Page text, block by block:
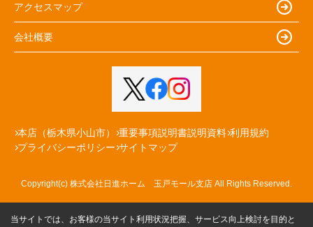
アクセスマップ
会社概要
本店（栃木県小山市） 重要事項説明書説明資料 利用規約
プライバシーポリシー サイトマップ
Copyright(c) 株式会社日進ホーム 玉戸モール支店 All Rights Reserved.
当サイトでは、お客様の当サイト利用状況把握、サービス向上検討を目的と